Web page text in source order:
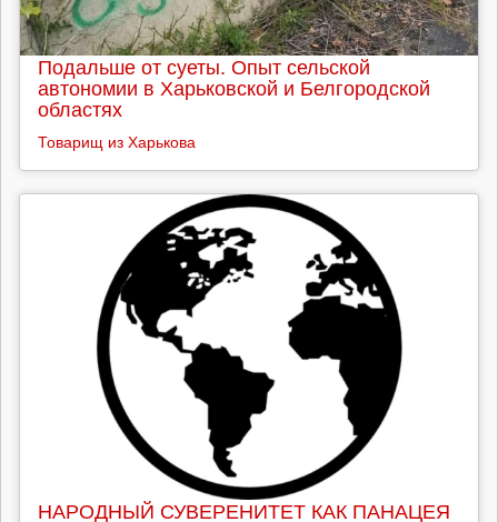
Подальше от суеты. Опыт сельской
автономии в Харьковской и Белгородской
областях
Товарищ из Харькова
НАРОДНЫЙ СУВЕРЕНИТЕТ КАК ПАНАЦЕЯ